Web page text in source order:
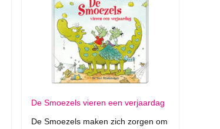
De Smoezels vieren een verjaardag
De Smoezels maken zich zorgen om